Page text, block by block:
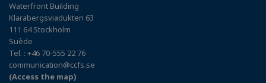
Waterfront Building
Klarabergsviadukten 63
111 64 Stockholm
Suède
Tel. : +46 70-555 22 76
communication@ccfs.se
(Access the map)